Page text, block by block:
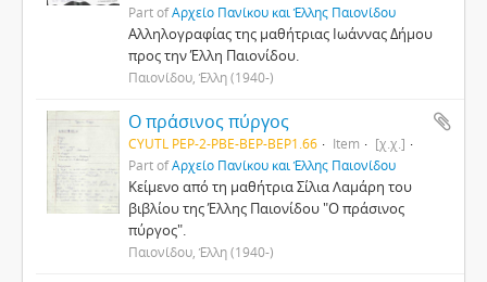
Part ofΑρχείο Πανίκου και Έλλης Παιονίδου
Αλληλογραφίας της μαθήτριας Ιωάννας Δήμου
προς την Έλλη Παιονίδου.
Παιονίδου, Έλλη (1940-)
Ο πράσινος πύργος
CYUTL PEP-2-PBE-ΒΕP-BEP1.66 Item
[χ.χ.]
Part ofΑρχείο Πανίκου και Έλλης Παιονίδου
Κείμενο από τη μαθήτρια Σίλια Λαμάρη του
βιβλίου της Έλλης Παιονίδου "Ο πράσινος
πύργος".
Παιονίδου, Έλλη (1940-)